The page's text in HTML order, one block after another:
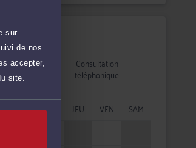
sur
de nos
accepter,
site.
Consultation
téléphonique
MAR MER JEU VEN
SAM